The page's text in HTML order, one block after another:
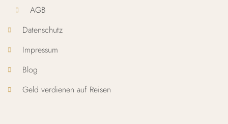
AGB
Datenschutz
Impressum
Blog
Geld verdienen auf Reisen